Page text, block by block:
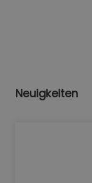
Neuigkeiten